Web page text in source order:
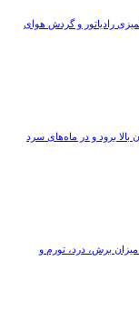
رادیاتور و گردش هوای
برود و در ماه‌های سرد
برش، درد، تورم و